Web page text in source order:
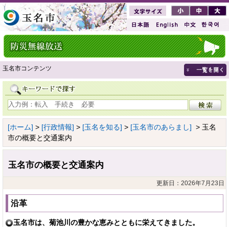
玉名市コンテンツ
[ホーム] > [行政情報] > [玉名を知る] > [玉名市のあらまし] > 玉名
市の概要と交通案内
玉名市の概要と交通案内
更新日：2026年7月23日
沿革
玉名市は、菊池川の豊かな恵みとともに栄えてきました。